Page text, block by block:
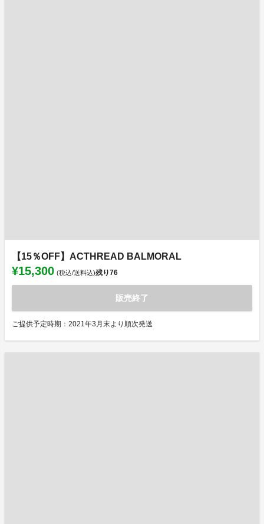
【15％OFF】ACTHREAD BALMORAL
¥15,300 (税込/送料込)残り76
販売終了
ご提供予定時期：2021年3月末より順次発送